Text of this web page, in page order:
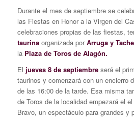
Durante el mes de septiembre se
las Fiestas en Honor a la Virgen del
celebraciones propias de las fiestas,
taurinaorganizada porArruga y
la Plaza de Toros de Alagón.
El jueves 8 de septiembreserá el
taurinos y comenzará con un encierro
de las 16:00 de la tarde. Esa misma
de Toros de la localidad empezará el el
Bravo, un espectáculo para grandes y